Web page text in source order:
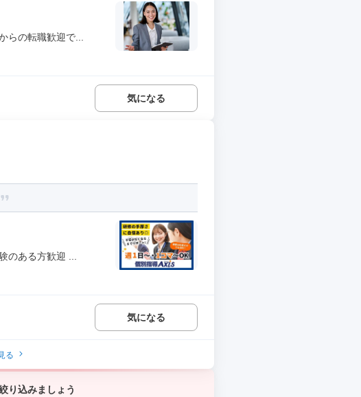
らの転職歓迎で...
気になる
ある方歓迎 ...
気になる
る
り込みましょう